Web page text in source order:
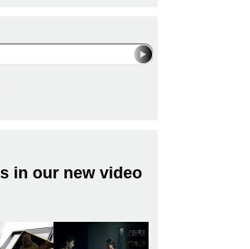
in our new video